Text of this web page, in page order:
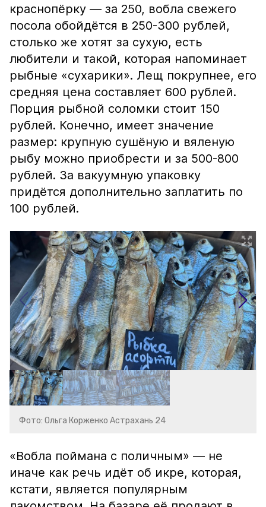
краснопёрку — за 250, вобла свежего
посола обойдётся в 250-300 рублей,
столько же хотят за сухую, есть
любители и такой, которая напоминает
рыбные «сухарики». Лещ покрупнее, его
средняя цена составляет 600 рублей.
Порция рыбной соломки стоит 150
рублей. Конечно, имеет значение
размер: крупную сушёную и вяленую
рыбу можно приобрести и за 500-800
рублей. За вакуумную упаковку
придётся дополнительно заплатить по
100 рублей.
Фото: Ольга Корженко Астрахань 24
«Вобла поймана с поличным» — не
иначе как речь идёт об икре, которая,
кстати, является популярным